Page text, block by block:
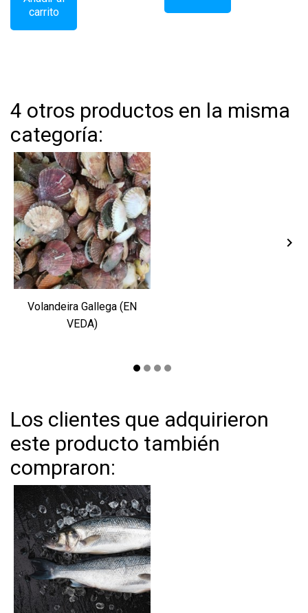
carrito
4 otros productos en la misma
categoría:
Volandeira Gallega (EN
VEDA)
 
Los clientes que adquirieron
este producto también
compraron: